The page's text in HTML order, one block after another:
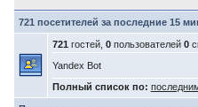
721 посетителей за последние 15
721 гостей, 0пользователей 0
Yandex Bot
Полный список по: